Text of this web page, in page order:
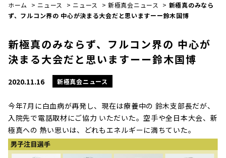
ホーム > ニュース > ニュース >新極真会ニュース > 新極真のみなら
ず、フルコン界の 中心が決まる大会だと思いますーー鈴木国博
新極真のみならず、フルコン界の 中心が
決まる大会だと思いますーー鈴木国博
2020.11.16 新極真会ニュース
今年7月に白血病が再発し、現在は療養中の 鈴木支部長だが、
入院先で電話取材にご協力 いただいた。空手や全日本大会、新
極真への 熱い思いは、どれもエネルギーに満ちていた。